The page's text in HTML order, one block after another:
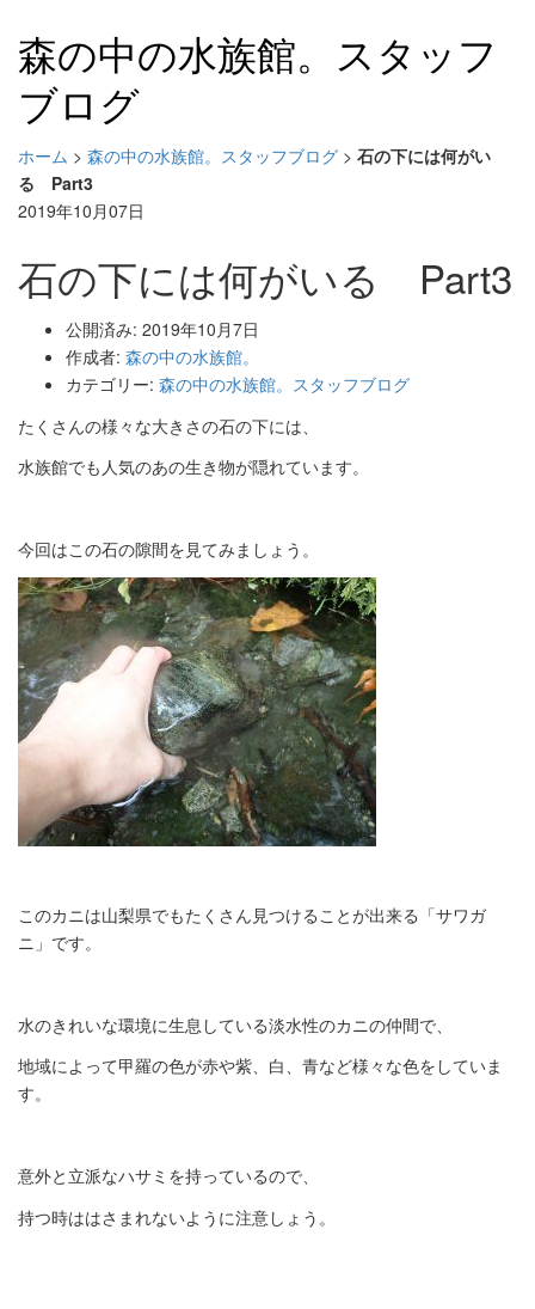
森の中の水族館。スタッフ
ブログ
ホーム > 森の中の水族館。スタッフブログ > 石の下には何がい
る Part3
2019年10月07日
石の下には何がいる Part3
公開済み: 2019年10月7日
作成者: 森の中の水族館。
カテゴリー: 森の中の水族館。スタッフブログ
たくさんの様々な大きさの石の下には、
水族館でも人気のあの生き物が隠れています。
今回はこの石の隙間を見てみましょう。
このカニは山梨県でもたくさん見つけることが出来る「サワガ
ニ」です。
水のきれいな環境に生息している淡水性のカニの仲間で、
地域によって甲羅の色が赤や紫、白、青など様々な色をしていま
す。
意外と立派なハサミを持っているので、
持つ時ははさまれないように注意しょう。